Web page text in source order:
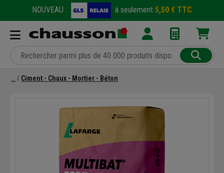
NOUVEAU : à seulement 5,50 € TTC
Ciment - Chaux - Mortier - Béton